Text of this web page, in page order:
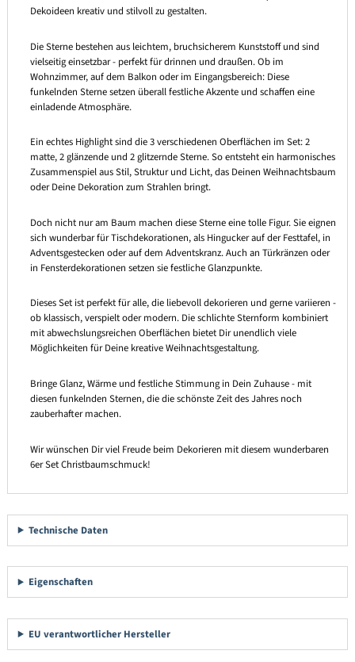
Dekoideen kreativ und stilvoll zu gestalten.
Die Sterne bestehen aus leichtem, bruchsicherem Kunststoff und sind
vielseitig einsetzbar - perfekt für drinnen und draußen. Ob im
Wohnzimmer, auf dem Balkon oder im Eingangsbereich: Diese
funkelnden Sterne setzen überall festliche Akzente und schaffen eine
einladende Atmosphäre.
Ein echtes Highlight sind die 3 verschiedenen Oberflächen im Set: 2
matte, 2 glänzende und 2 glitzernde Sterne. So entsteht ein harmonisches
Zusammenspiel aus Stil, Struktur und Licht, das Deinen Weihnachtsbaum
oder Deine Dekoration zum Strahlen bringt.
Doch nicht nur am Baum machen diese Sterne eine tolle Figur. Sie eignen
sich wunderbar für Tischdekorationen, als Hingucker auf der Festtafel, in
Adventsgestecken oder auf dem Adventskranz. Auch an Türkränzen oder
in Fensterdekorationen setzen sie festliche Glanzpunkte.
Dieses Set ist perfekt für alle, die liebevoll dekorieren und gerne variieren -
ob klassisch, verspielt oder modern. Die schlichte Sternform kombiniert
mit abwechslungsreichen Oberflächen bietet Dir unendlich viele
Möglichkeiten für Deine kreative Weihnachtsgestaltung.
Bringe Glanz, Wärme und festliche Stimmung in Dein Zuhause - mit
diesen funkelnden Sternen, die die schönste Zeit des Jahres noch
zauberhafter machen.
Wir wünschen Dir viel Freude beim Dekorieren mit diesem wunderbaren
6er Set Christbaumschmuck!
Technische Daten
Eigenschaften
EU verantwortlicher Hersteller